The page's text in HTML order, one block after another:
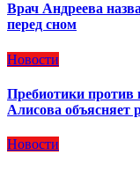
Врач Андреева
перед сном
Новости
Пребиотики против
Алисова объясняет
Новости